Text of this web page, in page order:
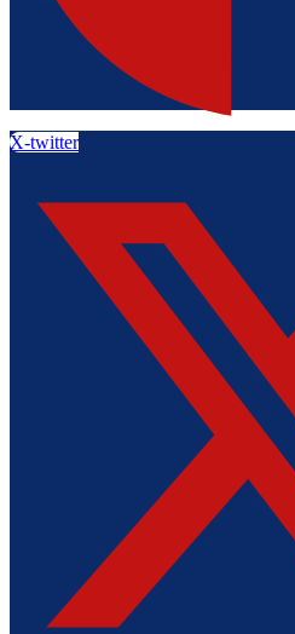
X-twitter